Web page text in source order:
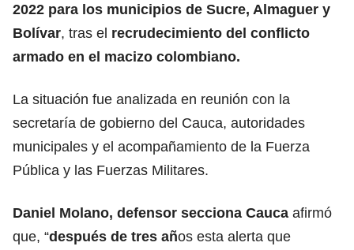
2022 para los municipios de Sucre, Almaguer y
Bolívar, tras el recrudecimiento del conflicto
armado en el macizo colombiano.
La situación fue analizada en reunión con la
secretaría de gobierno del Cauca, autoridades
municipales y el acompañamiento de la Fuerza
Pública y las Fuerzas Militares.
Daniel Molano, defensor secciona Cauca afirmó
que, “después de tres años esta alerta que